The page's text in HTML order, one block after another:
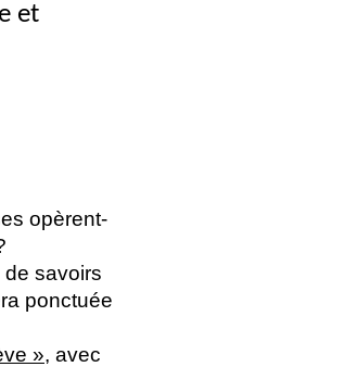
et
opèrent-
savoirs
ponctuée
», avec